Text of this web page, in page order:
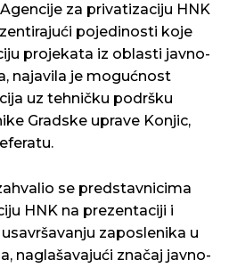
za privatizaciju HNK
pojedinosti koje
projekata iz oblasti javno-
najavila je mogućnost
uz tehničku podršku
Gradske uprave Konjic,
se predstavnicima
HNK na prezentaciji i
zaposlenika u
naglašavajući značaj javno-